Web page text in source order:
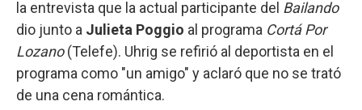
la entrevista que la actual participante del Bailando
dio junto a Julieta Poggio al programa Cortá Por
Lozano(Telefe). Uhrig se refirió al deportista en el
programa como "un amigo" y aclaró que no se trató
de una cena romántica.